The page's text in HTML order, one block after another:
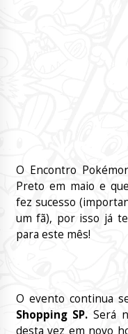
O Encontro
Preto em maio e
fez sucesso
um fã), por isso já
para este mês!
O evento continua
Shopping SP. Será
desta vez em novo